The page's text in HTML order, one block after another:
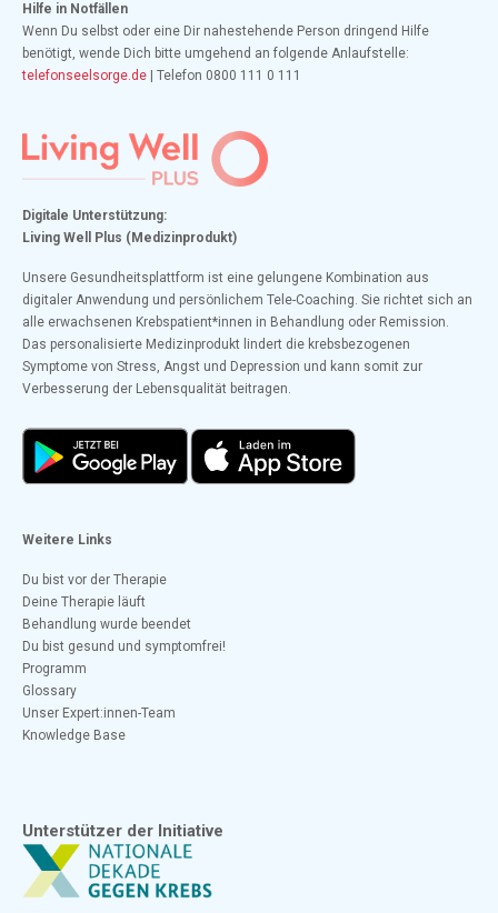
Hilfe in Notfällen
Wenn Du selbst oder eine Dir nahestehende Person dringend Hilfe
benötigt, wende Dich bitte umgehend an folgende Anlaufstelle:
telefonseelsorge.de | Telefon 0800 111 0 111
Digitale Unterstützung:
Living Well Plus (Medizinprodukt)
Unsere Gesundheitsplattform ist eine gelungene Kombination aus
digitaler Anwendung und persönlichem Tele-Coaching. Sie richtet sich an
alle erwachsenen Krebspatient*innen in Behandlung oder Remission.
Das personalisierte Medizinprodukt lindert die krebsbezogenen
Symptome von Stress, Angst und Depression und kann somit zur
Verbesserung der Lebensqualität beitragen.
Weitere Links
Du bist vor der Therapie
Deine Therapie läuft
Behandlung wurde beendet
Du bist gesund und symptomfrei!
Programm
Glossary
Unser Expert:innen-Team
Knowledge Base
Unterstützer der Initiative